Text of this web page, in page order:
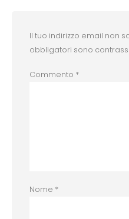
Il tuo indirizzo email non
obbligatori sono
Commento *
Nome *